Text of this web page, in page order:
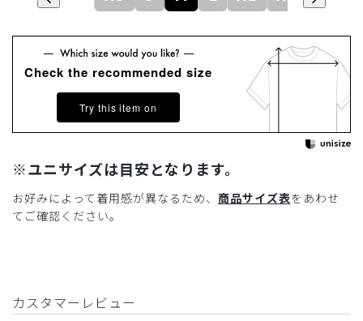
Check the recommended size
Try this item on
※ユニサイズは目安となります。
お好みによって着用感が異なるため、 商品サイズ表をあわせ
てご確認ください。
カスタマーレビュー